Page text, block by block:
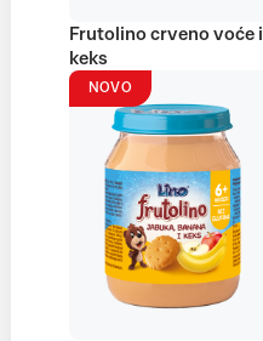
Frutolino crveno voće i
keks
NOVO